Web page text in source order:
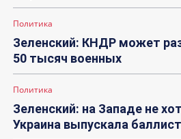
Политика
Зеленский: КНДР может
50 тысяч военных
Политика
Зеленский: на Западе не
Украина выпускала